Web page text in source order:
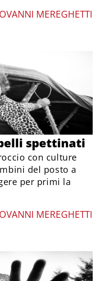
MEREGHETTI
spettinati
con culture
del posto a
per primi la
MEREGHETTI